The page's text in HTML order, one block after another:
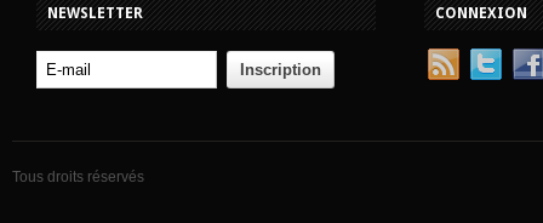
NEWSLETTER CONNEXION
Tous droits réservés